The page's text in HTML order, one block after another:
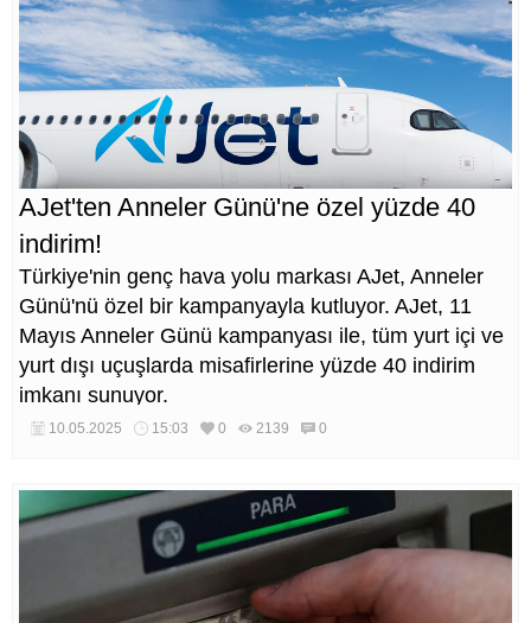
AJet'ten Anneler Günü'ne özel yüzde 40
indirim!
Türkiye'nin genç hava yolu markası AJet, Anneler
Günü'nü özel bir kampanyayla kutluyor. AJet, 11
Mayıs Anneler Günü kampanyası ile, tüm yurt içi ve
yurt dışı uçuşlarda misafirlerine yüzde 40 indirim
imkanı sunuyor.
10.05.2025 15:03 0 2139 0